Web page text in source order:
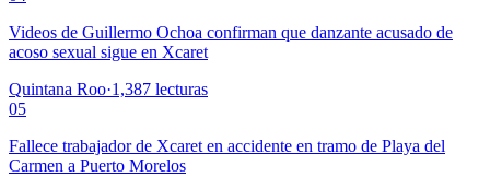
Videos de Guillermo Ochoa confirman que danzante acusado de
acoso sexual sigue en Xcaret
Quintana Roo·1,387 lecturas
05
Fallece trabajador de Xcaret en accidente en tramo de Playa del
Carmen a Puerto Morelos